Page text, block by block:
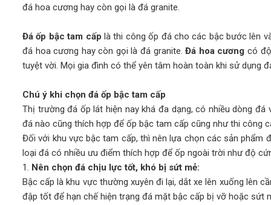
đá hoa cương hay còn gọi là đá granite.
Đá ốp bậc tam cấp là thi công ốp đá cho các bậc bước lên
đá hoa cương hay còn gọi là đá granite.Đá hoa cương có
tuyệt vời. Mọi gia đình có thể yên tâm hoàn toàn khi sử dụng
Chú ý khi chọn đá ốp bậc tam cấp
Thị trường đá ốp lát hiện nay khá đa dạng, có nhiều dòng
đá nào cũng thích hợp để ốp bậc tam cấp cũng như thi công
Đối với khu vực bậc tam cấp, thì nên lựa chọn các sản phẩm
loại đá có nhiều ưu điểm thích hợp để ốp ngoài trời như độ
1. Nên chọn đá chịu lực tốt, khó bị sứt mẻ:
Bậc cấp là khu vực thường xuyên đi lại, dắt xe lên xuống lên
đập tốt để hạn chế hiện trạng đá mặt bậc cấp bị vỡ hoặc sứt